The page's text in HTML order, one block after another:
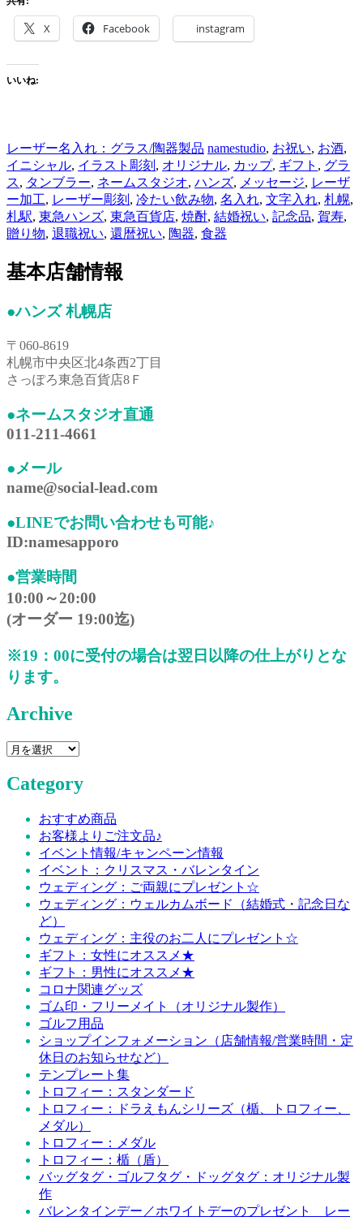
X Facebook instagram
いいね:
レーザー名入れ：グラス/陶器製品 namestudio, お祝い, お酒,
イニシャル, イラスト彫刻 , オリジナル, カップ, ギフト , グラ
ス, タンブラー, ネームスタジオ, ハンズ, メッセージ, レーザ
ー加工, レーザー彫刻 , 冷たい飲み物, 名入れ, 文字入れ, 札幌,
札駅, 東急ハンズ, 東急百貨店, 焼酎, 結婚祝い, 記念品, 賀寿,
贈り物, 退職祝い, 還暦祝い, 陶器, 食器
基本店舗情報
●ハンズ 札幌店
〒060-8619
札幌市中央区北4条西2丁目
さっぽろ東急百貨店8Ｆ
●ネームスタジオ直通
011-211-4661
●メール
name@social-lead.com
●LINEでお問い合わせも可能♪
ID:namesapporo
●営業時間
10:00～20:00
(オーダー 19:00迄)
※19：00に受付の場合は翌日以降の仕上がりとな
ります。
Archive
Archive
Category
おすすめ商品
お客様よりご注文品♪
イベント情報/キャンペーン情報
イベント：クリスマス・バレンタイン
ウェディング：ご両親にプレゼント☆
ウェディング：ウェルカムボード（結婚式・記念日な
ど）
ウェディング：主役のお二人にプレゼント☆
ギフト：女性にオススメ★
ギフト：男性にオススメ★
コロナ関連グッズ
ゴム印・フリーメイト（オリジナル製作）
ゴルフ用品
ショップインフォメーション（店舗情報/営業時間・定
休日のお知らせなど）
テンプレート集
トロフィー：スタンダード
トロフィー：ドラえもんシリーズ（楯、トロフィー、
メダル）
トロフィー：メダル
トロフィー：楯（盾）
バッグタグ・ゴルフタグ・ドッグタグ：オリジナル製
作
バレンタインデー／ホワイトデーのプレゼント レー